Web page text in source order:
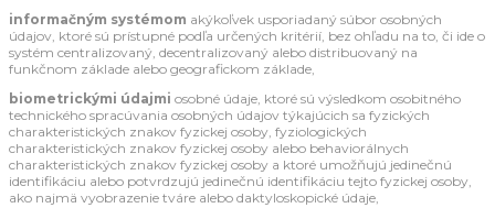
informačným systémom akýkoľvek usporiadaný súbor osobných
údajov, ktoré sú prístupné podľa určených kritérií, bez ohľadu na to, či ide o
systém centralizovaný, decentralizovaný alebo distribuovaný na
funkčnom základe alebo geografickom základe,
biometrickými údajmi osobné údaje, ktoré sú výsledkom osobitného
technického spracúvania osobných údajov týkajúcich sa fyzických
charakteristických znakov fyzickej osoby, fyziologických
charakteristických znakov fyzickej osoby alebo behaviorálnych
charakteristických znakov fyzickej osoby a ktoré umožňujú jedinečnú
identifikáciu alebo potvrdzujú jedinečnú identifikáciu tejto fyzickej osoby,
ako najmä vyobrazenie tváre alebo daktyloskopické údaje,